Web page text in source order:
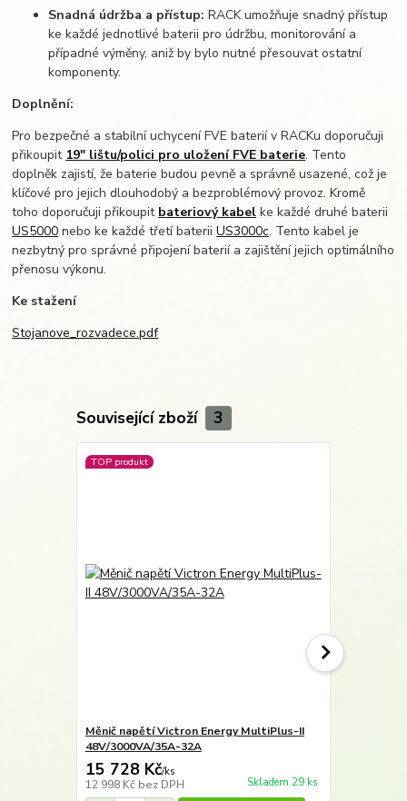
Snadná údržba a přístup: RACK umožňuje snadný přístup
ke každé jednotlivé baterii pro údržbu, monitorování a
případné výměny, aniž by bylo nutné přesouvat ostatní
komponenty.
Doplnění:
Pro bezpečné a stabilní uchycení FVE baterií v RACKu doporučuji
přikoupit 19" lištu/polici pro uložení FVE baterie. Tento
doplněk zajistí, že baterie budou pevně a správně usazené, což je
klíčové pro jejich dlouhodobý a bezproblémový provoz. Kromě
toho doporučuji přikoupit bateriový kabel ke každé druhé baterii
US5000 nebo ke každé třetí bateriiUS3000c. Tento kabel je
nezbytný pro správné připojení baterií a zajištění jejich optimálního
přenosu výkonu.
Ke stažení
Stojanove_rozvadece.pdf
Související zboží 3
TOP produkt
Měnič napětí Victron Energy MultiPlus-II
48V/3000VA/35A-32A
15 728 Kč/ks
12 998 Kč bez DPH Skladem 29 ks